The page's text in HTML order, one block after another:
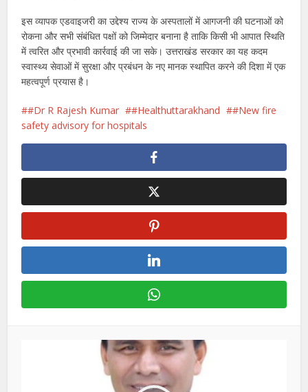
इस व्यापक एडवाइजरी का उद्देश्य राज्य के अस्पतालों में आगजनी की घटनाओं को
रोकना और सभी संबंधित पक्षों को जिम्मेदार बनाना है ताकि किसी भी आपात स्थिति
में त्वरित और प्रभावी कार्रवाई की जा सके। उत्तराखंड सरकार का यह कदम
स्वास्थ्य सेवाओं में सुरक्षा और प्रबंधन के नए मानक स्थापित करने की दिशा में एक
महत्वपूर्ण प्रयास है।
#Dr R Rajesh Kumar #Healthuttarakhand
#New fire
safety advisory for hospitals